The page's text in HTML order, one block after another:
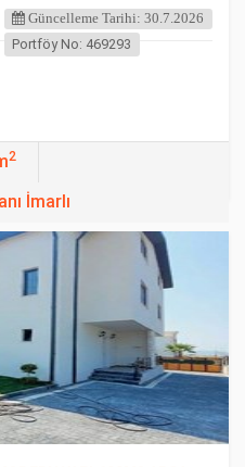
Güncelleme Tarihi: 30.7.2026
Portföy No: 469293
2
İmarlı